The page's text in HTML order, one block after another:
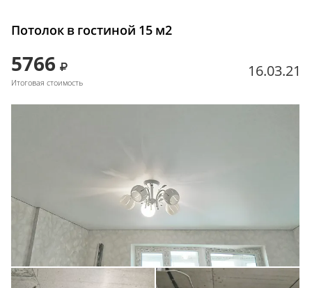
Потолок в гостиной 15 м2
5766
Итоговая стоимость
16.03.21